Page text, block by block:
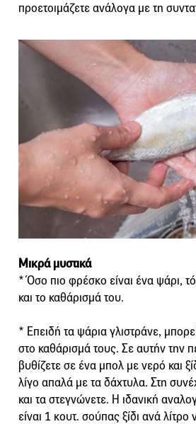
προετοιμάζετε ανάλογα με τη
Mικρά μυστικά
* Όσο πιο φρέσκο είναι ένα ψάρι,
και το καθάρισμά του.
* Επειδή τα ψάρια γλιστράνε,
στο καθάρισμά τους. Σε αυτήν την
βυθίζετε σε ένα μπολ με νερό και
λίγο απαλά με τα δάχτυλα. Στη
και τα στεγνώνετε. Η ιδανική
είναι 1 κουτ. σούπας ξίδι ανά λίτρο